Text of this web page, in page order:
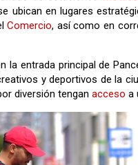
ubican en lugares
Comercio, así como en
la entrada principal de
y deportivos de la
diversión tengan acceso a